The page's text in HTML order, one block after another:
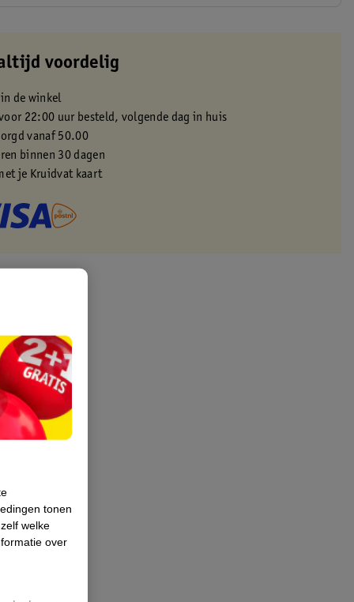
voordelig
de winkel
22:00 uur besteld, volgende dag in huis
vanaf 50.00
binnen 30 dagen
je Kruidvat kaart
tonen
welke
over